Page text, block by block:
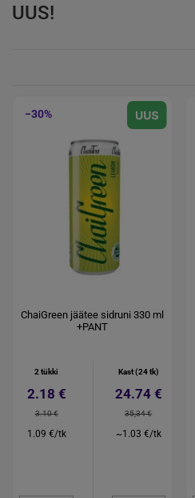
UUS!
−30%
ChaiGreen jäätee sidruni 330 ml
+PANT
2 tükki
2.18 €
3.10 €
1.09 €/tk
Kast (24 tk)
24.74 €
35,34 €
~1.03 €/tk